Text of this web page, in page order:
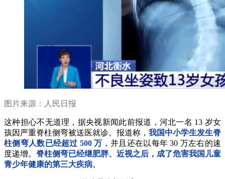
图片来源：人民日报
这种担心不无道理，据央视新闻此前报道，河北一名 13 岁女
孩因严重脊柱侧弯被送医就诊。报道称， 我国中小学生发生脊
柱侧弯人数已经超过 500 万 ，并且还在以每年 30 万左右的速
度递增。脊柱侧弯已经继肥胖、近视之后，成了危害我国儿童
青少年健康的第三大疾病。